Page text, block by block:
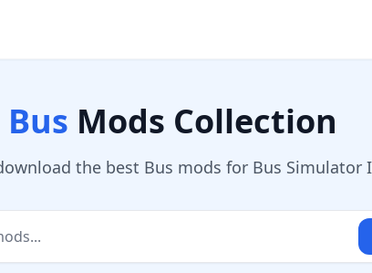
Bus Mods Collection
the best Bus mods for Bus Simulator